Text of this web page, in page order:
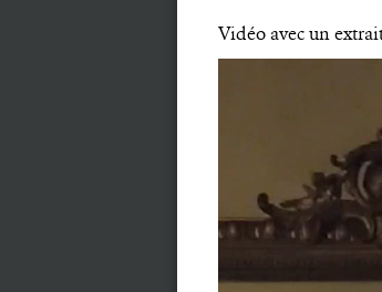
Vidéo avec un